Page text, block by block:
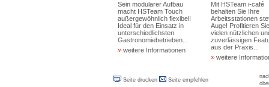
Sein modularer Aufbau
macht HSTeam Touch
außergewöhnlich flexibel!
Ideal für den Einsatz in
unterschiedlichsten
Gastronomiebetrieben...
weitere Informationen
Mit HSTeam i-café
behalten Sie Ihre
Arbeitsstationen
Auge! Profitieren
vielen nützlichen
zuverlässigen
aus der Praxis...
weitere
Seite drucken Seite empfehlen